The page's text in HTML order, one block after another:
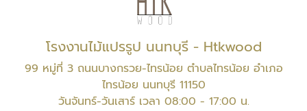
โรงงานไม้แปรรูป นนทบุรี - Htkwood
99 หมู่ที่ 3 ถนนบางกรวย-ไทรน้อย ตำบลไทรน้อย อำเภอ
ไทรน้อย นนทบุรี 11150
วันจันทร์-วันเสาร์ เวลา 08:00 - 17:00 น.